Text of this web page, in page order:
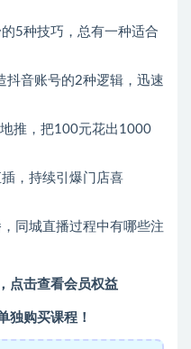
5种技巧，总有一种适合
抖音账号的2种逻辑，迅速
推，把100元花出1000
，持续引爆门店喜
同城直播过程中有哪些注
点击查看会员权益
独购买课程！